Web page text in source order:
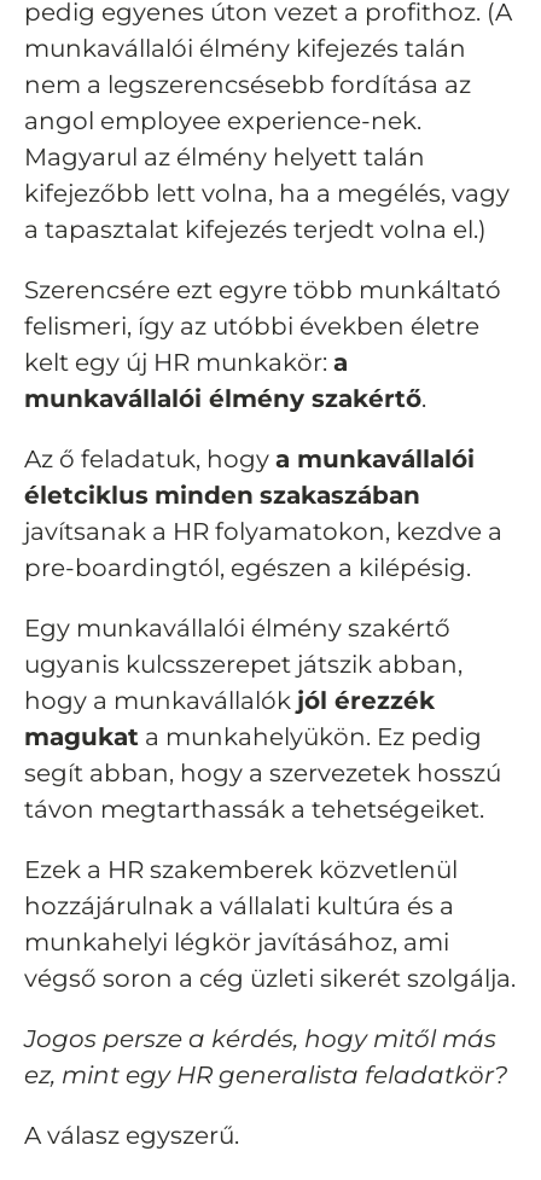
pedig egyenes úton vezet a profithoz. (A
munkavállalói élmény kifejezés talán
nem a legszerencsésebb fordítása az
angol employee experience-nek.
Magyarul az élmény helyett talán
kifejezőbb lett volna, ha a megélés, vagy
a tapasztalat kifejezés terjedt volna el.)
Szerencsére ezt egyre több munkáltató
felismeri, így az utóbbi években életre
kelt egy új HR munkakör: a
munkavállalói élmény szakértő.
Az ő feladatuk, hogy a munkavállalói
életciklus minden szakaszában
javítsanak a HR folyamatokon, kezdve a
pre-boardingtól, egészen a kilépésig.
Egy munkavállalói élmény szakértő
ugyanis kulcsszerepet játszik abban,
hogy a munkavállalók jól érezzék
magukat a munkahelyükön. Ez pedig
segít abban, hogy a szervezetek hosszú
távon megtarthassák a tehetségeiket.
Ezek a HR szakemberek közvetlenül
hozzájárulnak a vállalati kultúra és a
munkahelyi légkör javításához, ami
végső soron a cég üzleti sikerét szolgálja.
Jogos persze a kérdés, hogy mitől más
ez, mint egy HR generalista feladatkör?
A válasz egyszerű.